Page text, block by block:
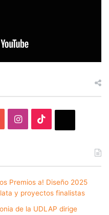
Instagram
Premios a! Diseño 2025
y proyectos finalistas
de la UDLAP dirige